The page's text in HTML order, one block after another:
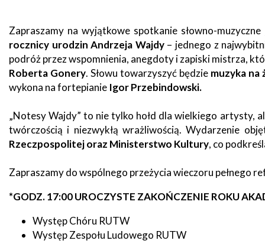
i
Gospodarka
Odpadami
Oświata
Zgłaszanie
awarii
SMS
społeczne
open
in
new
window
Zamówienia
Publiczne
Eko
Raszyn
Dostępność
Język
Urzędzie
OSP
o
Zapraszamy na wyjątkowe spotkanie słowno-muzyczne
rocznicy urodzin Andrzeja Wajdy– jednego z
podróż przez wspomnienia, anegdoty i zapiski mistrza,
Roberta Gonery. Słowu towarzyszyć będzie muzyka na
wykona na fortepianie Igor Przebindowski.
„Notesy Wajdy” to nie tylko hołd dla wielkiego artysty,
twórczością i niezwykłą wrażliwością. Wydarzenie
Rzeczpospolitej oraz Ministerstwo Kultury, co
Zapraszamy do wspólnego przeżycia wieczoru pełnego
*GODZ. 17:00 UROCZYSTE ZAKOŃCZENIE ROKU
Występ Chóru RUTW
Występ Zespołu Ludowego RUTW